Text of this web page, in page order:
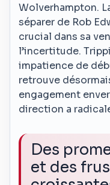
Wolverhampton.
séparer de Rob
crucial dans sa
l’incertitude.
impatience de
retrouve
engagement
direction a
Des
et des